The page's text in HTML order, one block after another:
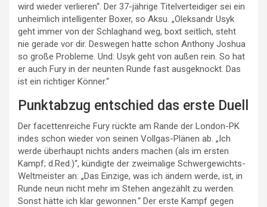
wird wieder verlieren“. Der 37-jährige Titelverteidiger sei ein
unheimlich intelligenter Boxer, so Aksu. „Oleksandr Usyk
geht immer von der Schlaghand weg, boxt seitlich, steht
nie gerade vor dir. Deswegen hatte schon Anthony Joshua
so große Probleme. Und: Usyk geht von außen rein. So hat
er auch Fury in der neunten Runde fast ausgeknockt. Das
ist ein richtiger Könner.“
Punktabzug entschied das erste Duell
Der facettenreiche Fury rückte am Rande der London-PK
indes schon wieder von seinen Vollgas-Plänen ab. „Ich
werde überhaupt nichts anders machen (als im ersten
Kampf; d.Red.)“, kündigte der zweimalige Schwergewichts-
Weltmeister an: „Das Einzige, was ich ändern werde, ist, in
Runde neun nicht mehr im Stehen angezählt zu werden.
Sonst hätte ich klar gewonnen.“ Der erste Kampf gegen